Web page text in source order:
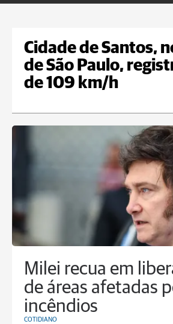
Cidade de Santos,
de São Paulo,
de 109 km/h
Milei recua em
de áreas afetadas
incêndios
COTIDIANO